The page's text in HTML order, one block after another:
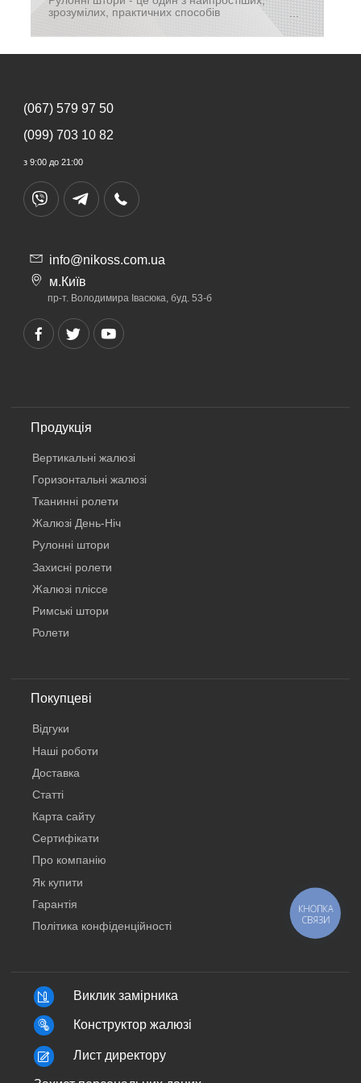
зрозумілих, практичних способів
занадто активного сонця, перегрівання
(067) 579 97 50
(099) 703 10 82
з 9:00 до 21:00
info@nikoss.com.ua
м.Київ
пр-т. Володимира Івасюка, буд. 53-б
Продукція
Вертикальнi жалюзi
Горизонтальні жалюзі
Тканинні ролети
Жалюзі День-Ніч
Рулонні штори
Захисні ролети
Жалюзі пліссе
Римські штори
Ролети
Покупцеві
Відгуки
Наші роботи
Доставка
Статті
Карта сайту
Сертифікати
Про компанію
Як купити
Гарантія
Політика конфіденційності
Виклик замірника
Конструктор жалюзі
Лист директору
КНОПКА
СВЯЗИ